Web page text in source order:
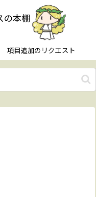
の本棚
項目追加のリクエスト